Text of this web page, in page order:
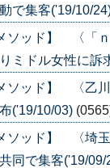
で集客('19/10/
メソッド】 〈「
ミドル女性に訴
メソッド】 〈乙
('19/10/03)
メソッド】 〈埼
同で集客('19/09/